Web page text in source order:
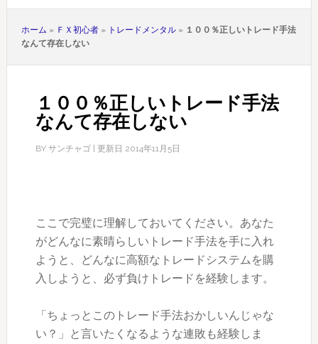
ホーム » ＦＸ初心者» トレードメンタル» １００％正しいトレード手法
なんて存在しない
１００％正しいトレード手法
なんて存在しない
BY サンチャゴ| 更新日 2014年11月5日
ここで完璧に理解しておいてください。あなた
がどんなに素晴らしいトレード手法を手に入れ
ようと、どんなに高額なトレードシステムを購
入しようと、必ず負けトレードを経験します。
「ちょっとこのトレード手法おかしいんじゃな
い？」と言いたくなるような連敗も経験しま